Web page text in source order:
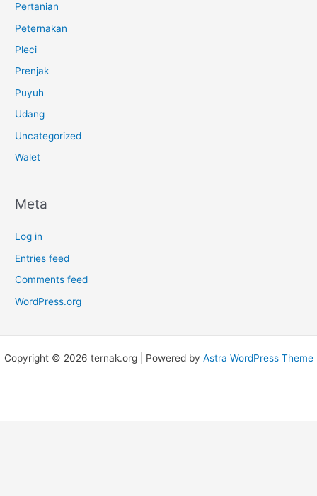
Pertanian
Peternakan
Pleci
Prenjak
Puyuh
Udang
Uncategorized
Walet
Meta
Log in
Entries feed
Comments feed
WordPress.org
Copyright © 2026 ternak.org | Powered by Astra WordPress Theme